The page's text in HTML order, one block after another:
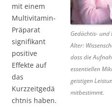
Gedächtis-
Alter:
dass die
essentiellen
geistigen
mitbestimmt.
mit einem
Multivitamin-
Präparat
signifikant
positive
Effekte auf
das
Kurzzeitgedä
chtnis haben.